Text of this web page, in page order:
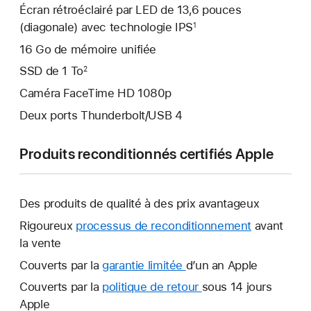
Écran rétroéclairé par LED de 13,6 pouces
(diagonale) avec technologie IPS1
16 Go de mémoire unifiée
SSD de 1 To2
Caméra FaceTime HD 1080p
Deux ports Thunderbolt/USB 4
Produits reconditionnés certifiés Apple
Des produits de qualité à des prix avantageux
Rigoureux processus de reconditionnement avant
la vente
Couverts par la garantie limitée Une
nouvelle
d’un an Apple
Couverts par la politique de retour Une
sous 14 jours
Apple